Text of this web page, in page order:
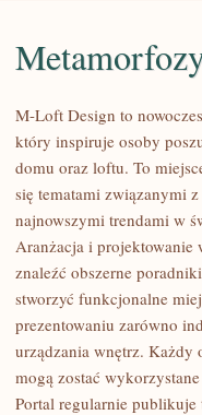
METAMORFOZY
WNĘTRZ
M-Loft Design to
który inspiruje osoby
domu oraz loftu. To
się tematami związanymi
najnowszymi trendami w
Aranżacja i projektowanie
znaleźć obszerne
stworzyć funkcjonalne
prezentowaniu zarówno
urządzania wnętrz.
mogą zostać
Portal regularnie publikuje